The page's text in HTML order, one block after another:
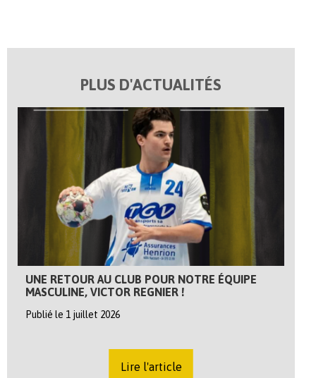
PLUS D'ACTUALITÉS
UNE RETOUR AU CLUB POUR NOTRE ÉQUIPE
MASCULINE, VICTOR REGNIER !
Publié le 1 juillet 2026
Lire l'article